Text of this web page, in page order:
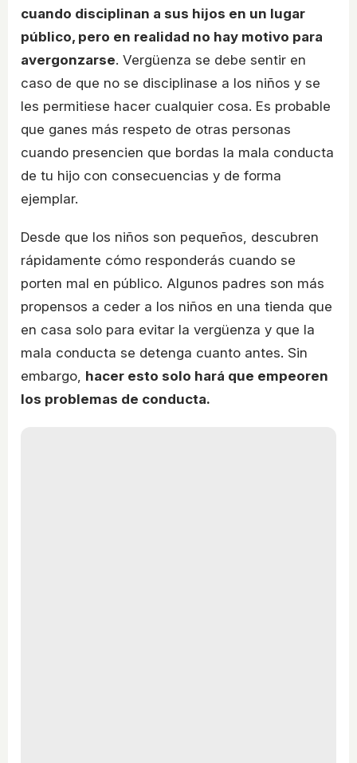
cuando disciplinan a sus hijos en un lugar
público, pero en realidad no hay motivo para
avergonzarse. Vergüenza se debe sentir en
caso de que no se disciplinase a los niños y se
les permitiese hacer cualquier cosa. Es probable
que ganes más respeto de otras personas
cuando presencien que bordas la mala conducta
de tu hijo con consecuencias y de forma
ejemplar.
Desde que los niños son pequeños, descubren
rápidamente cómo responderás cuando se
porten mal en público. Algunos padres son más
propensos a ceder a los niños en una tienda que
en casa solo para evitar la vergüenza y que la
mala conducta se detenga cuanto antes. Sin
embargo, hacer esto solo hará que empeoren
los problemas de conducta.